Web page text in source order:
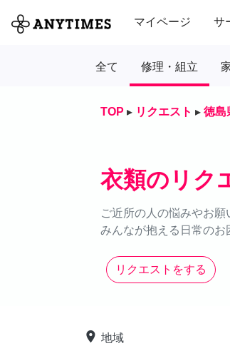
マイページ サ
全て 修理・組立
TOP ▸ リクエスト ▸ 徳島
衣類のリク
ご近所の人の悩みやお
みんなが抱える日常のお
リクエストをする
place 地域